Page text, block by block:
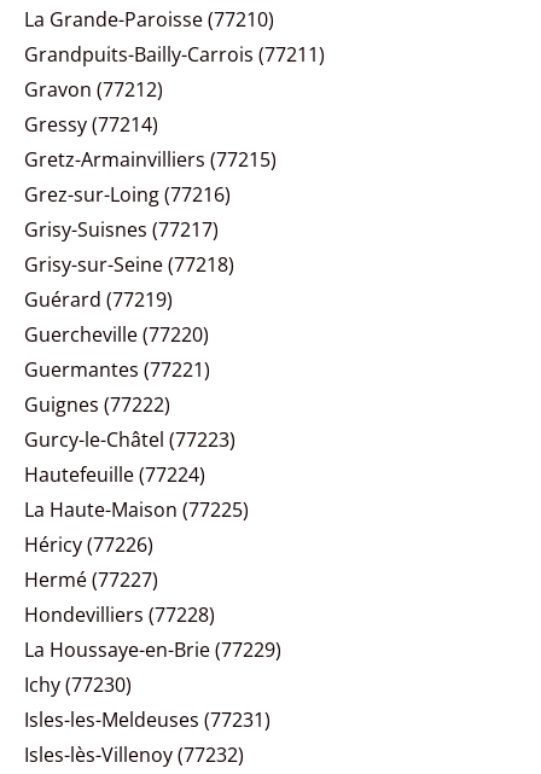
La Grande-Paroisse (77210)
Grandpuits-Bailly-Carrois (77211)
Gravon (77212)
Gressy (77214)
Gretz-Armainvilliers (77215)
Grez-sur-Loing (77216)
Grisy-Suisnes (77217)
Grisy-sur-Seine (77218)
Guérard (77219)
Guercheville (77220)
Guermantes (77221)
Guignes (77222)
Gurcy-le-Châtel (77223)
Hautefeuille (77224)
La Haute-Maison (77225)
Héricy (77226)
Hermé (77227)
Hondevilliers (77228)
La Houssaye-en-Brie (77229)
Ichy (77230)
Isles-les-Meldeuses (77231)
Isles-lès-Villenoy (77232)